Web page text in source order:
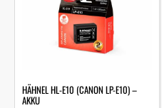
HÄHNEL HL-E10 (CANON LP-E10) –
AKKU